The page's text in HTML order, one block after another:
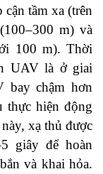
tầm xa (trên
m) và
100 m). Thời
UAV là ở giai
bay chậm hơn
thực hiện động
xạ thủ được
giây để hoàn
và khai hỏa.